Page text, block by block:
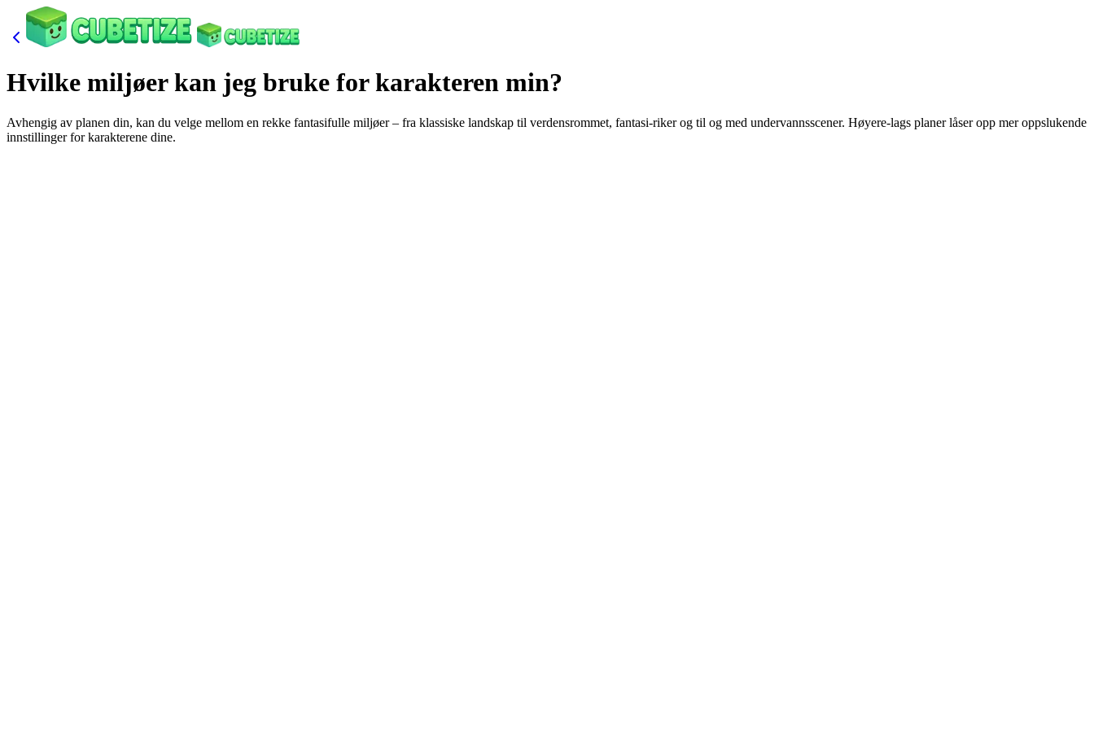
Hvilke miljøer kan jeg bruke for karakteren min?
Avhengig av planen din, kan du velge mellom en rekke fantasifulle miljøer – fra klassiske landskap til verdensrommet, fantasi-riker og til og med undervannsscener. Høyere-lags planer låser opp mer oppslukende
innstillinger for karakterene dine.